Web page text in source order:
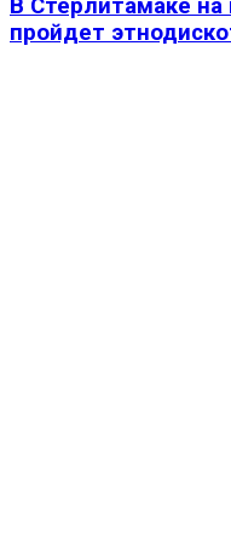
В Стерлитамаке
пройдет